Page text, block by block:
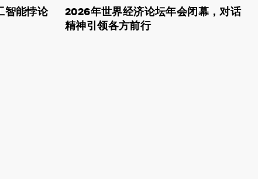
智能悖论
2026年世界经济论坛年会闭幕，对话
精神引领各方前行